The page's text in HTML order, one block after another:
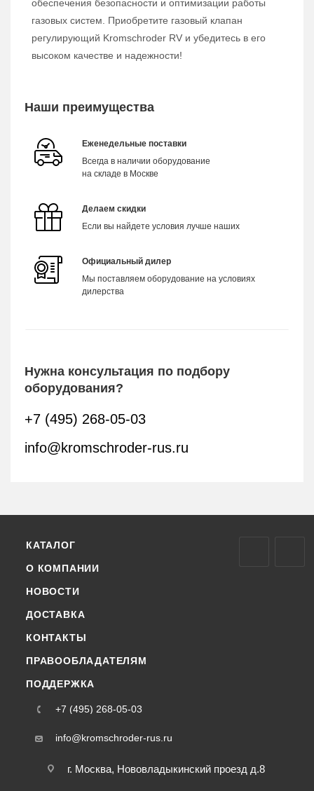
обеспечения безопасности и оптимизации работы
газовых систем. Приобретите газовый клапан
регулирующий Kromschroder RV и убедитесь в его
высоком качестве и надежности!
Наши преимущества
Еженедельные поставки
Всегда в наличии оборудование
на складе в Москве
Делаем скидки
Если вы найдете условия лучше наших
Официальный дилер
Мы поставляем оборудование на условиях
дилерства
Нужна консультация по подбору
оборудования?
+7 (495) 268-05-03
info@kromschroder-rus.ru
КАТАЛОГ
О КОМПАНИИ
НОВОСТИ
ДОСТАВКА
КОНТАКТЫ
ПРАВООБЛАДАТЕЛЯМ
ПОДДЕРЖКА
+7 (495) 268-05-03
info@kromschroder-rus.ru
г. Москва, Нововладыкинский проезд д.8